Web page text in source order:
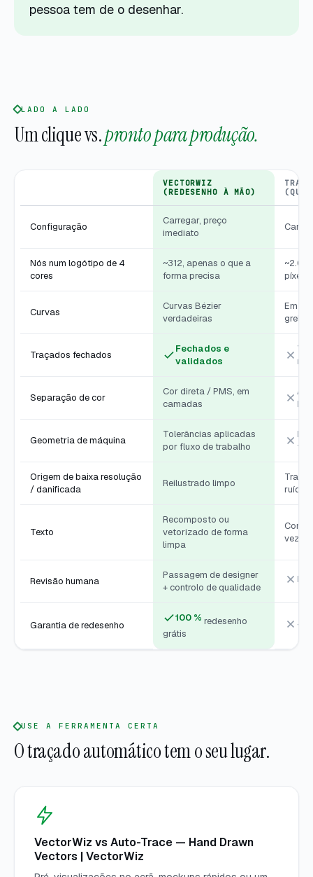
pessoa tem de o desenhar.
LADO A LADO
Um clique vs.pronto para produção.
VECTORWIZ
(REDESENHO À MÃO)
Configuração
Carregar, preço
imediato
Nós num logótipo de 4
cores
~312, apenas o que a
forma precisa
píxel
Curvas
Curvas Bézier
verdadeiras
Em
Traçados fechados
Fechados e
validados
Separação de cor
Cor direta / PMS, em
camadas
Geometria de máquina
Tolerâncias aplicadas
por fluxo de trabalho
Origem de baixa resolução
/ danificada
Reilustrado limpo
Traça
ruído
Texto
Recomposto ou
vetorizado de forma
limpa
vezes
Revisão humana
Passagem de designer
+ controlo de qualidade
Garantia de redesenho
100 % redesenho
grátis
—
USE A FERRAMENTA CERTA
O traçado automático tem o seu lugar.
VectorWiz vs Auto-Trace — Hand Drawn
Vectors | VectorWiz